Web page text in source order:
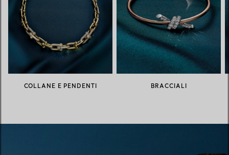
COLLANE E PENDENTI BRACCIALI